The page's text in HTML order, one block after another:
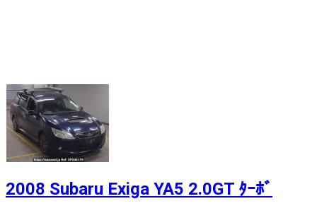
2008 Subaru Exiga YA5 2.0GT ﾀｰﾎﾞ